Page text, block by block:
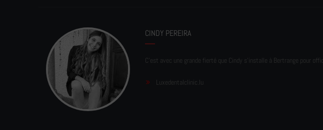
CINDY PEREIRA
C'est avec une grande fierté que Cindy s'installe à Bertrange pour
Luxedentalclinic.lu